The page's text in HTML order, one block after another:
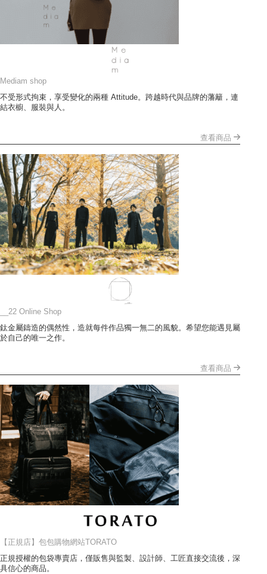
Mediam shop
不受形式拘束，享受變化的兩種 Attitude。跨越時代與品牌的藩籬，連
結衣櫥、服裝與人。
查看商品
__22 Online Shop
鈦金屬鑄造的偶然性，造就每件作品獨一無二的風貌。希望您能遇見屬
於自己的唯一之作。
查看商品
【正規店】包包購物網站TORATO
正規授權的包袋專賣店，僅販售與監製、設計師、工匠直接交流後，深
具信心的商品。